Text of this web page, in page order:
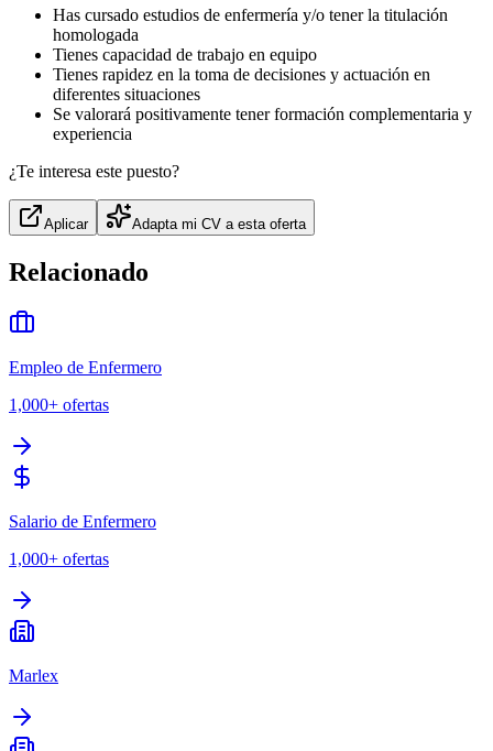
Has cursado estudios de enfermería y/o tener la titulación
homologada
Tienes capacidad de trabajo en equipo
Tienes rapidez en la toma de decisiones y actuación en
diferentes situaciones
Se valorará positivamente tener formación complementaria y
experiencia
¿Te interesa este puesto?
Aplicar Adapta mi CV a esta oferta
Relacionado
Empleo de Enfermero
1,000+ ofertas
Salario de Enfermero
1,000+ ofertas
Marlex